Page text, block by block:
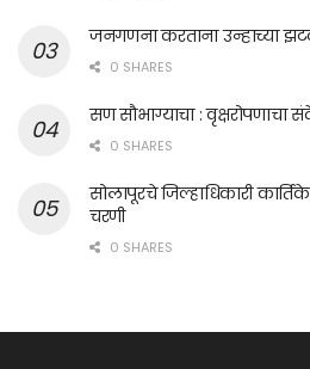
जनगणना करताना उन्हाच्या
0 SHARES
सण सौभाग्याचा : वृक्षरोपणाचा
0 SHARES
सोलापूरचे जिल्हाधिकारी
चरणी
0 SHARES